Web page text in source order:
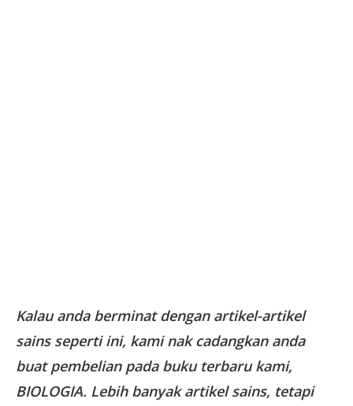
Kalau anda berminat dengan artikel-artikel
sains seperti ini, kami nak cadangkan anda
buat pembelian pada buku terbaru kami,
BIOLOGIA. Lebih banyak artikel sains, tetapi